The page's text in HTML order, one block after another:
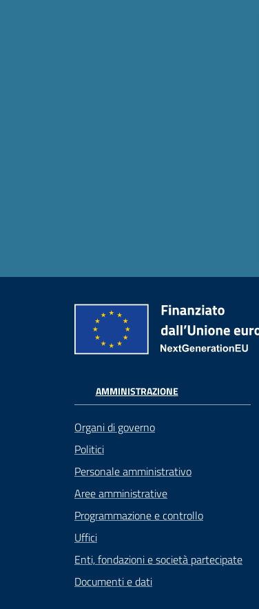
AMMINISTRAZIONE
Organi di governo
Politici
Personale amministrativo
Aree amministrative
Programmazione e controllo
Uffici
Enti, fondazioni e società partecipate
Documenti e dati